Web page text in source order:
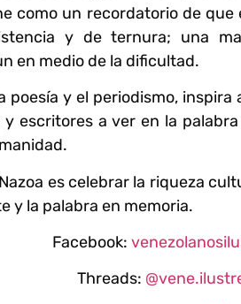
como un recordatorio de que
y de ternura; una
en medio de la dificultad.
poesía y el periodismo, inspira
escritores a ver en la
es celebrar la riqueza
y la palabra en memoria.
Facebook:
Threads: